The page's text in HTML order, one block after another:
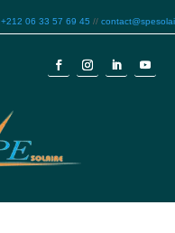
+212 06 33 57 69 45 //